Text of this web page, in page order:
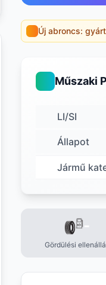
Új abroncs:
Műszaki
LI/SI
Állapot
Jármű
-
Gördülési